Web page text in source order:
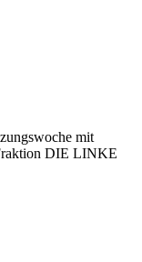
mit
DIE LINKE